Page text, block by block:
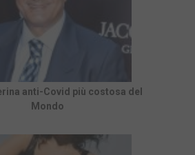
anti-Covid più costosa del
Mondo